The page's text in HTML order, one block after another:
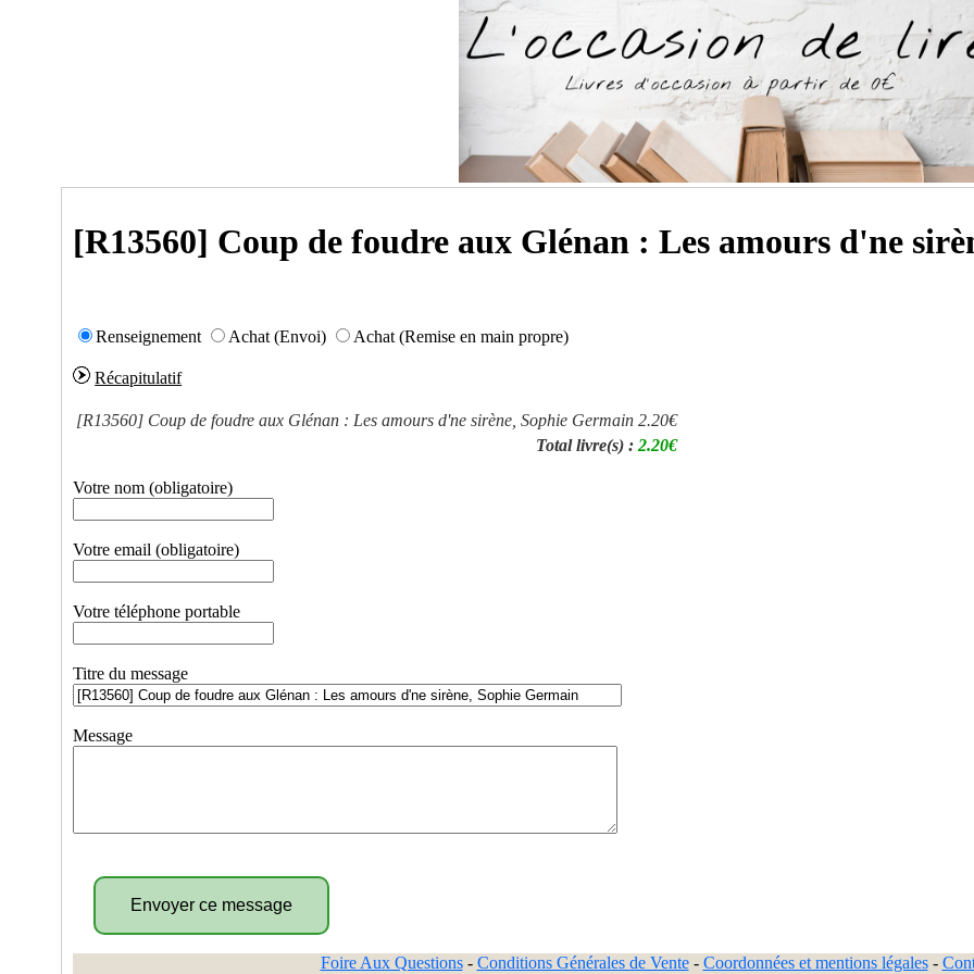
[R13560] Coup de foudre aux Glénan : Les amours d'ne
Renseignement Achat (Envoi) Achat (Remise en main propre)
Récapitulatif
[R13560] Coup de foudre aux Glénan : Les amours d'ne sirène, Sophie Germain 2.20€
Total livre(s) : 2.20€
Votre nom (obligatoire)
Votre email (obligatoire)
Votre téléphone portable
Titre du message
Message
Foire Aux Questions- Conditions Générales de Vente- Coordonnées et mentions légales-